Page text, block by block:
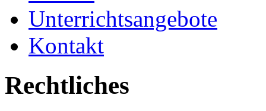
Unterrichtsangebote
Kontakt
Rechtliches